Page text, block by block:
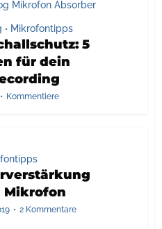
• Mikrofontipps
5
für dein
Kommentiere
Mikrofon
2 Kommentare